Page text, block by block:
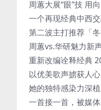
周蕙大展“眼”技 用
一个再现经典中西
第二波主打推荐「
周蕙vs.华研魅力新
重新改编诠释经典
以优美歌声掳获人
她的独特感染力深
一首接一首，被媒